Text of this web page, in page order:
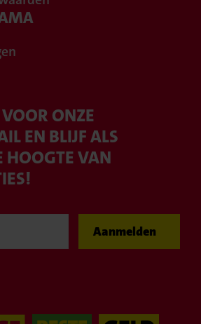
ONZE
EN BLIJF ALS
HOOGTE VAN
Aanmelden